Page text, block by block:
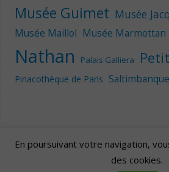
Musée Guimet Musée
Musée Maillol Musée
Nathan Palais Galliera
Pinacothèque de Paris Saltimbanque
| Fièrement propulsé par
En poursuivant votre navigation,
des cookies.